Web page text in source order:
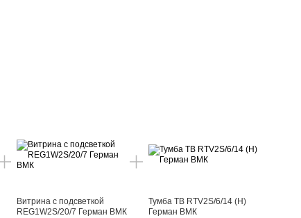
Витрина с подсветкой
REG1W2S/20/7 Герман ВМК
Тумба ТВ RTV2S/6/14 (Н)
Герман ВМК